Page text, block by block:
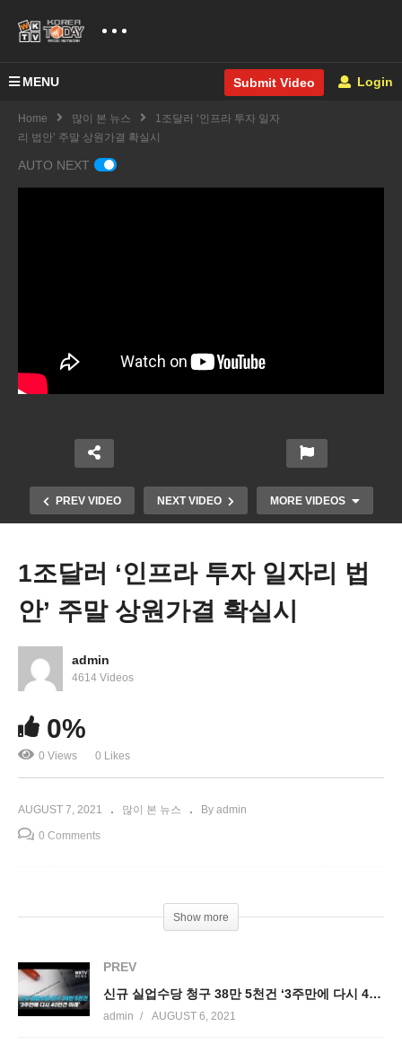
MENU Submit Video Login
Home 많이 본 뉴스
1조달러 ‘인프라 투자 일자
리 법안’ 주말 상원가결 확실시
AUTO NEXT
PREV VIDEO NEXT VIDEO MORE VIDEOS
높아진다
1조달러 ‘인프라 투자 일자리 법
안’ 주말 상원가결 확실시
admin
4614 Videos
0%
0 Views 0 Likes
AUGUST 7, 2021 많이 본 뉴스 By admin
0 Comments
Show more
PREV
신규 실업수당 청구 38만 5천건 ‘3주만에 다시 40만건 아래’
admin AUGUST 6, 2021